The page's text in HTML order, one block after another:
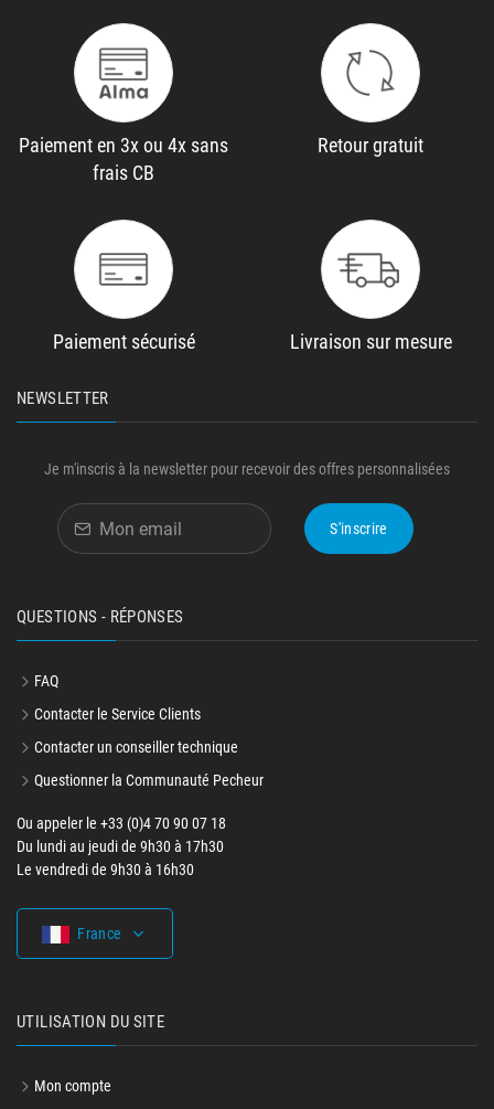
Paiement en 3x ou 4x sans
frais CB
Retour gratuit
Paiement sécurisé Livraison sur mesure
NEWSLETTER
Je m'inscris à la newsletter pour recevoir des offres personnalisées
S'inscrire
QUESTIONS - RÉPONSES
FAQ
Contacter le Service Clients
Contacter un conseiller technique
Questionner la Communauté Pecheur
Ou appeler le +33 (0)4 70 90 07 18
Du lundi au jeudi de 9h30 à 17h30
Le vendredi de 9h30 à 16h30
France
UTILISATION DU SITE
Mon compte